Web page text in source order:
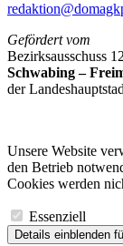
Gefördert vom
Bezirksausschuss 12
Schwabing –
der
Unsere Website
den Betrieb
Cookies werden
Essenziell
Details einblenden